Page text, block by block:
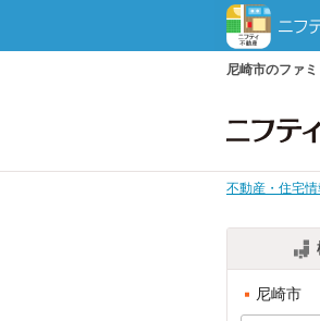
尼崎市のファ
不動産・住宅
尼崎市